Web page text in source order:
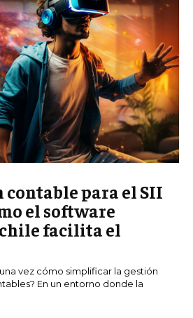
para el SII
el software
facilita el
vez cómo simplificar la gestión
En un entorno donde la